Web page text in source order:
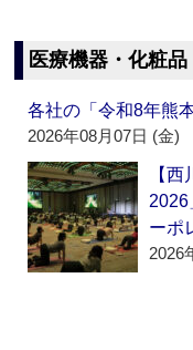
医療機器・化粧品
各社の「令和8年熊
2026年08月07日 (金)
【
2026
ーポ
2026